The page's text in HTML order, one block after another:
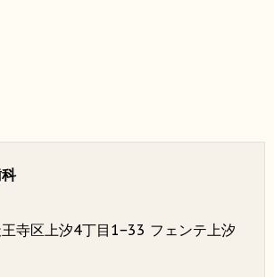
寺区上汐4丁目1−33 フェンテ上汐